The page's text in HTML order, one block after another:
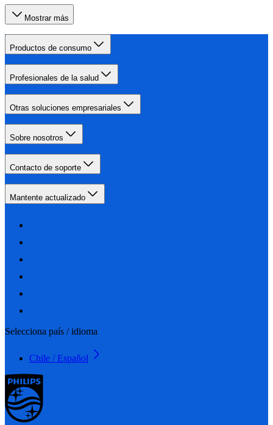
Mostrar más
Productos de consumo
Profesionales de la salud
Otras soluciones empresariales
Sobre nosotros
Contacto de soporte
Mantente actualizado
Selecciona país / idioma
Chile / Español